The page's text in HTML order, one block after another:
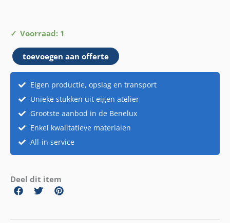
Voorraad: 1
Glas
Eristoff
aantaltoevoegen aan offerte
Eigen productie, opslag en transport
Unieke stukken uit eigen atelier
Grootste aanbod in de Benelux
Enkel kwalitatieve materialen
All-in service
Deel dit item